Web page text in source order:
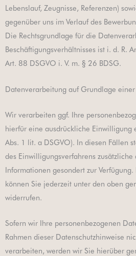
Lebenslauf, Zeugnisse, Referenzen)
gegenüber uns im Verlauf des
Die Rechtsgrundlage für die
Beschäftigungsverhältnisses ist i. d. R.
Art. 88 DSGVO i. V. m. § 26 BDSG.
Datenverarbeitung auf Grundlage
Wir verarbeiten ggf. Ihre
hierfür eine ausdrückliche Einwilligung
Abs. 1 lit. a DSGVO). In diesen Fällen
des Einwilligungsverfahrens zusätzliche
Informationen gesondert zur
können Sie jederzeit unter den oben
widerrufen.
Sofern wir Ihre personenbezogenen
Rahmen dieser Datenschutzhinweise
verarbeiten, werden wir Sie hierüber